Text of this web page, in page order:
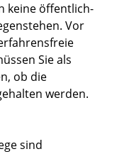
keine öffentlich-
Vor
Sie als
ob die
werden.
sind